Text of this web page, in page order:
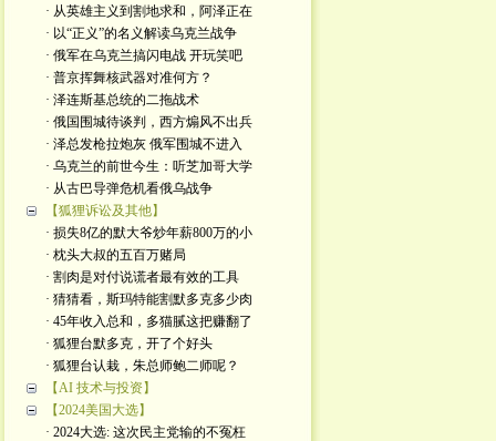
· 从英雄主义到割地求和，阿泽正在
· 以“正义”的名义解读乌克兰战争
· 俄军在乌克兰搞闪电战 开玩笑吧
· 普京挥舞核武器对准何方？
· 泽连斯基总统的二拖战术
· 俄国围城待谈判，西方煽风不出兵
· 泽总发枪拉炮灰 俄军围城不进入
· 乌克兰的前世今生：听芝加哥大学
· 从古巴导弹危机看俄乌战争
【狐狸诉讼及其他】
· 损失8亿的默大爷炒年薪800万的小
· 枕头大叔的五百万赌局
· 割肉是对付说谎者最有效的工具
· 猜猜看，斯玛特能割默多克多少肉
· 45年收入总和，多猫腻这把赚翻了
· 狐狸台默多克，开了个好头
· 狐狸台认栽，朱总师鲍二师呢？
【AI 技术与投资】
【2024美国大选】
· 2024大选: 这次民主党输的不冤枉